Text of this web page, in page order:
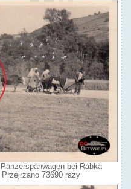
bei Rabka
73690 razy